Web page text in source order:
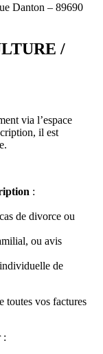
Danton – 89690
/
via l’espace
il est
:
de divorce ou
ou avis
de
toutes vos factures
: